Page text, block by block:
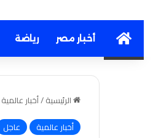
Homeأخبار مصر رياضة
الرئيسية/أخبار عالمية
أخبار عالمية
عاجل